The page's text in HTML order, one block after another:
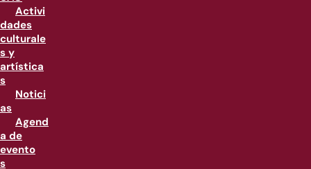
Activi
dades
culturale
s y
artística
s
Notici
as
Agend
a de
evento
s